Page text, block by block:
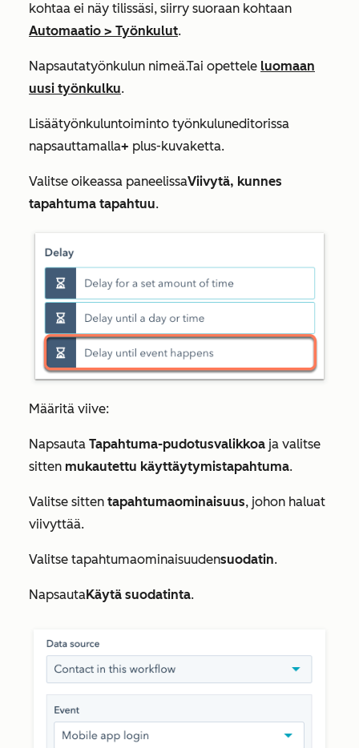
kohtaa ei näy tilissäsi, siirry suoraan kohtaan
Automaatio > Työnkulut.
Napsautatyönkulun nimeä.Tai opettele luomaan
uusi työnkulku.
Lisäätyönkuluntoiminto työnkuluneditorissa
napsauttamalla+ plus-kuvaketta.
Valitse oikeassa paneelissaViivytä, kunnes
tapahtuma tapahtuu.
Määritä viive:
Napsauta Tapahtuma-pudotusvalikkoa ja valitse
sitten mukautettu käyttäytymistapahtuma.
Valitse sitten tapahtumaominaisuus, johon haluat
viivyttää.
Valitse tapahtumaominaisuudensuodatin.
NapsautaKäytä suodatinta.